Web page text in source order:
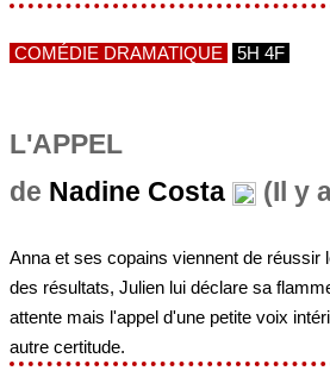
COMÉDIE DRAMATIQUE 5H 4F
L'APPEL
de Nadine Costa (Il y
Anna et ses copains viennent de réussir
des résultats, Julien lui déclare sa
attente mais l'appel d'une petite voix
autre certitude.